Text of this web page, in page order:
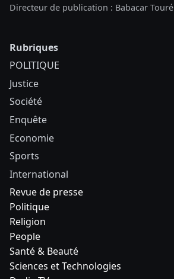
Directeur de publication : Babacar Touré
Rubriques
POLITIQUE
Justice
Société
Enquête
Economie
Sports
International
Revue de presse
Politique
Religion
People
Santé & Beauté
Sciences et Technologies